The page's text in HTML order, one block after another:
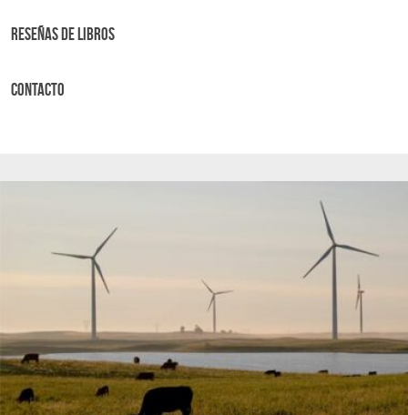
Reseñas de libros
Contacto